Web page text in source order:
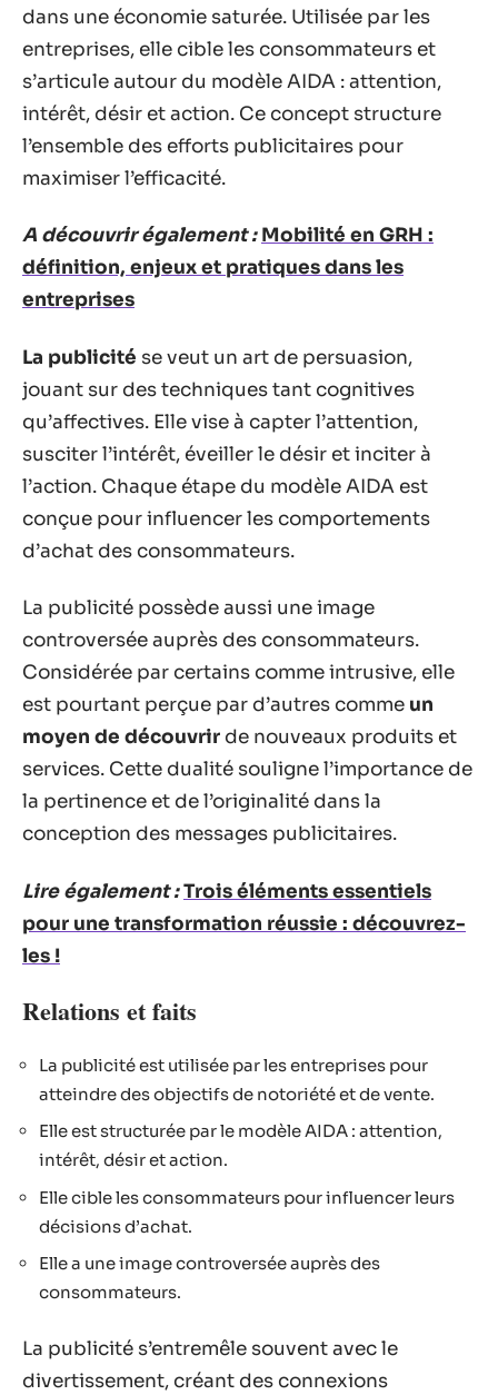
dans une économie saturée. Utilisée par les
entreprises, elle cible les consommateurs et
s’articule autour du modèle AIDA : attention,
intérêt, désir et action. Ce concept structure
l’ensemble des efforts publicitaires pour
maximiser l’efficacité.
A découvrir également : Mobilité en GRH :
définition, enjeux et pratiques dans les
entreprises
La publicité se veut un art de persuasion,
jouant sur des techniques tant cognitives
qu’affectives. Elle vise à capter l’attention,
susciter l’intérêt, éveiller le désir et inciter à
l’action. Chaque étape du modèle AIDA est
conçue pour influencer les comportements
d’achat des consommateurs.
La publicité possède aussi une image
controversée auprès des consommateurs.
Considérée par certains comme intrusive, elle
est pourtant perçue par d’autres comme un
moyen de découvrir de nouveaux produits et
services. Cette dualité souligne l’importance de
la pertinence et de l’originalité dans la
conception des messages publicitaires.
Lire également :Trois éléments essentiels
pour une transformation réussie : découvrez-
les !
Relations et faits
La publicité est utilisée par les entreprises pour
atteindre des objectifs de notoriété et de vente.
Elle est structurée par le modèle AIDA : attention,
intérêt, désir et action.
Elle cible les consommateurs pour influencer leurs
décisions d’achat.
Elle a une image controversée auprès des
consommateurs.
La publicité s’entremêle souvent avec le
divertissement, créant des connexions